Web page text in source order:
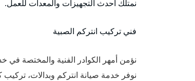
نمتلك أحدث التجهيزات والمعدات للعمل.
فني تركيب انتركم الصبية
نؤمن أمهر الكوادر الفنية والمختصة في
نوفر خدمة صيانة انتركم وبدالات،